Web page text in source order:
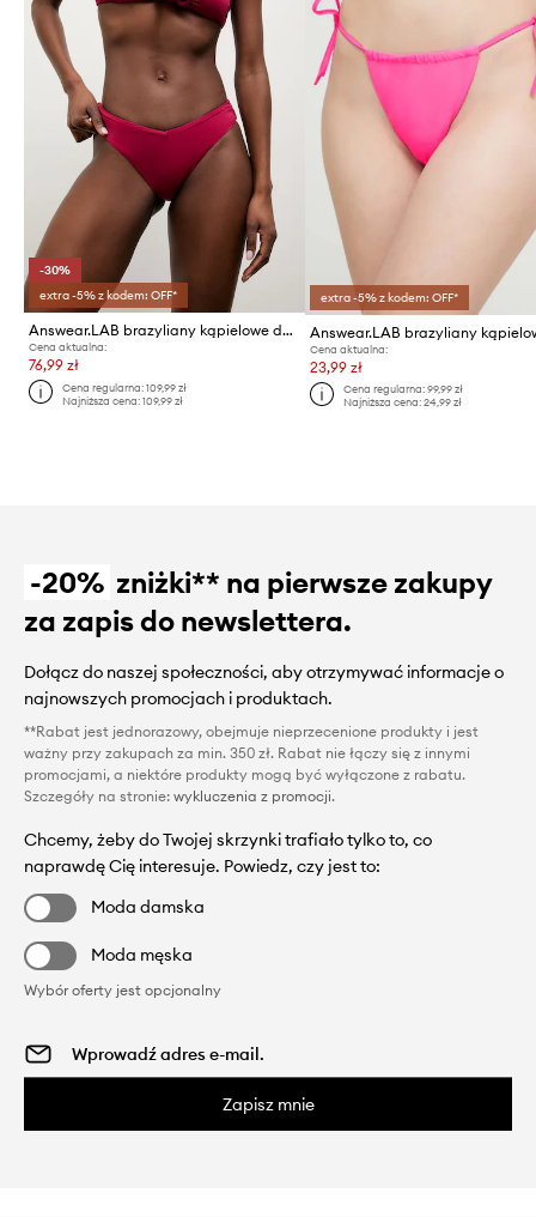
-30%
extra -5% z kodem: OFF*
Answear.LAB brazyliany kąpielowe damskie
Cena aktualna:
76,99 zł
Cena regularna:109,99 zł
Najniższa cena:109,99 zł
extra -5% z kodem: OFF*
Answear.LAB brazyliany
Cena aktualna:
23,99 zł
Cena regularna: 99,99 zł
Najniższa cena: 24,99 zł
-20% zniżki** na pierwsze zakupy
za zapis do newslettera.
Dołącz do naszej społeczności, aby otrzymywać informacje o
najnowszych promocjach i produktach.
**Rabat jest jednorazowy, obejmuje nieprzecenione produkty i jest
ważny przy zakupach za min. 350 zł. Rabat nie łączy się z innymi
promocjami, a niektóre produkty mogą być wyłączone z rabatu.
Szczegóły na stronie: wykluczenia z promocji.
Chcemy, żeby do Twojej skrzynki trafiało tylko to, co
naprawdę Cię interesuje. Powiedz, czy jest to:
Moda damska
Moda męska
Wybór oferty jest opcjonalny
Zapisz mnie